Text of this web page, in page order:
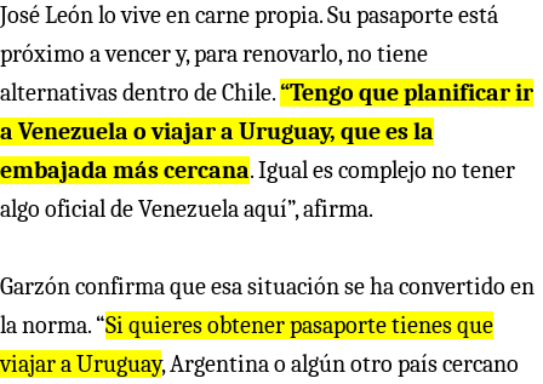
José León lo vive en carne propia. Su pasaporte está
próximo a vencer y, para renovarlo, no tiene
alternativas dentro de Chile.“Tengo que planificar ir
a Venezuela o viajar a Uruguay, que es la
embajada más cercana. Igual es complejo no tener
algo oficial de Venezuela aquí”, afirma.
Garzón confirma que esa situación se ha convertido en
la norma. “Si quieres obtener pasaporte tienes que
viajar a Uruguay, Argentina o algún otro país cercano